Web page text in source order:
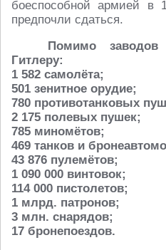
боеспособной армией в
предпочли сдаться.
Помимо
Гитлеру:
1 582 самолёта;
501 зенитное орудие;
780 противотанковых
2 175 полевых пушек;
785 миномётов;
469 танков и
43 876 пулемётов;
1 090 000 винтовок;
114 000 пистолетов;
1 млрд. патронов;
3 млн. снарядов;
17 бронепоездов.